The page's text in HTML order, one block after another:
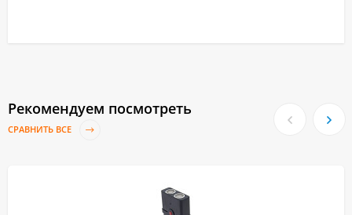
Рекомендуем посмотреть
СРАВНИТЬ ВСЕ